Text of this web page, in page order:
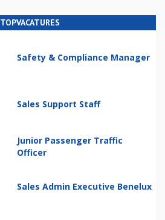
TOPVACATURES
Safety & Compliance Manager
Sales Support Staff
Junior Passenger Traffic
Officer
Sales Admin Executive Benelux